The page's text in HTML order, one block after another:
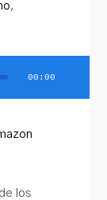
,
00:00
los